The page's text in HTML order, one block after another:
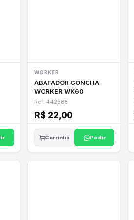
WORKER
ABAFADOR CONCHA
WORKER WK60
Ref: 442585
R$ 22,00
Carrinho Pedir